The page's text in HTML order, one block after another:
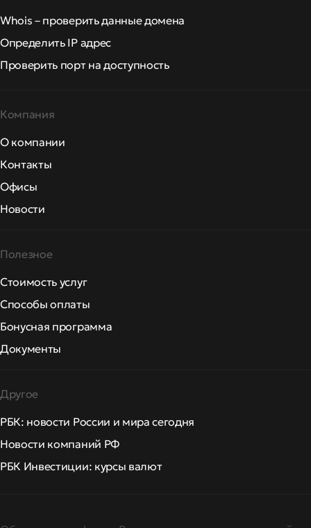
Whois – проверить данные домена
Определить IP адрес
Проверить порт на доступность
Компания
О компании
Контакты
Офисы
Новости
Полезное
Стоимость услуг
Способы оплаты
Бонусная программа
Документы
Другое
РБК: новости России и мира сегодня
Новости компаний РФ
РБК Инвестиции: курсы валют